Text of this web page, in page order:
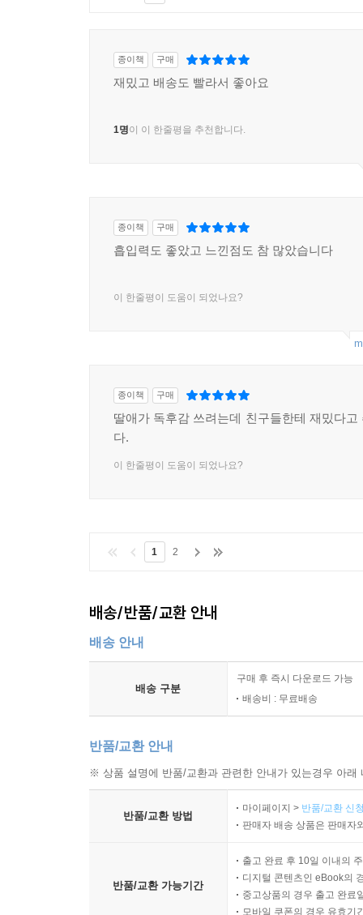
종이책 구매
재밌고 배송도 빨라서 좋아요
1명이 이 한줄평을 추천합니다.
종이책 구매
흡입력도 좋았고 느낀점도 참 많았습니다
이 한줄평이 도움이 되었나요?
종이책 구매
딸애가 독후감 쓰려는데 친구들한테 재밌다고
다.
이 한줄평이 도움이 되었나요?
1 2
배송/반품/교환 안내
배송 안내
배송 구분
구매 후 즉시 다운로드 가능
배송비 : 무료배송
반품/교환 안내
※ 상품 설명에 반품/교환과 관련한 안내가 있는경우 아
반품/교환 방법
마이페이지 > 반품/교환 신
판매자 배송 상품은 판매자
반품/교환 가능기간
출고 완료 후 10일 이내의
디지털 콘텐츠인 eBook의
중고상품의 경우 출고 완료
모바일 쿠폰의 경우 유효기